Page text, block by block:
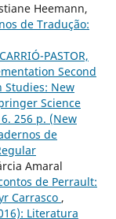
Heemann,
de Tradução:
CARRIÓ-PASTOR,
Second
Studies: New
Science
256 p. (New
de
Amaral
de Perrault:
Carrasco ,
Literatura